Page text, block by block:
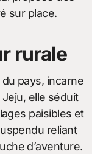
sur place.
rurale
pays, incarne
elle séduit
paisibles et
reliant
d’aventure.